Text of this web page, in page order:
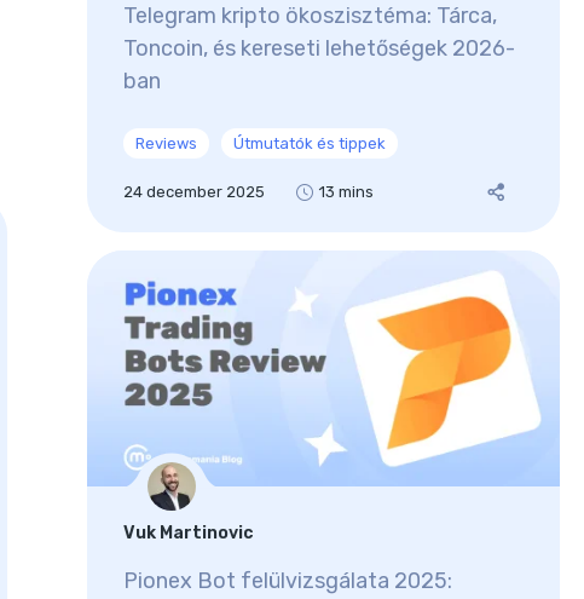
Telegram kripto ökoszisztéma: Tárca,
Toncoin, és kereseti lehetőségek 2026-
ban
Reviews Útmutatók és tippek
24 december 2025 13 mins
Vuk Martinovic
Pionex Bot felülvizsgálata 2025: